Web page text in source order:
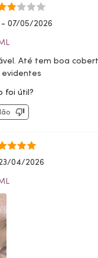
- 07/05/2026
Até tem boa
foi útil?
04/2026